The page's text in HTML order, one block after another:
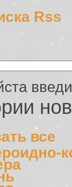
Rss
все